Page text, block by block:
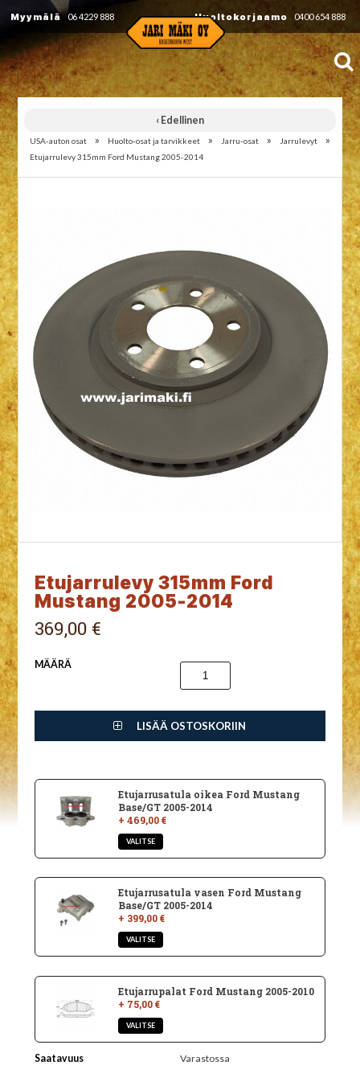
Myymälä 06 4229 888 Huoltokorjaamo 0400 654 888
‹ Edellinen
USA-auton osat » Huolto-osat ja tarvikkeet » Jarru-osat » Jarrulevyt »
Etujarrulevy 315mm Ford Mustang 2005-2014
Etujarrulevy 315mm Ford
Mustang 2005-2014
369,00 €
MÄÄRÄ
LISÄÄ OSTOSKORIIN
Etujarrusatula oikea Ford Mustang
Base/GT 2005-2014
+ 469,00 €
Etujarrusatula vasen Ford Mustang
Base/GT 2005-2014
+ 399,00 €
Etujarrupalat Ford Mustang 2005-2010
+ 75,00 €
Saatavuus Varastossa